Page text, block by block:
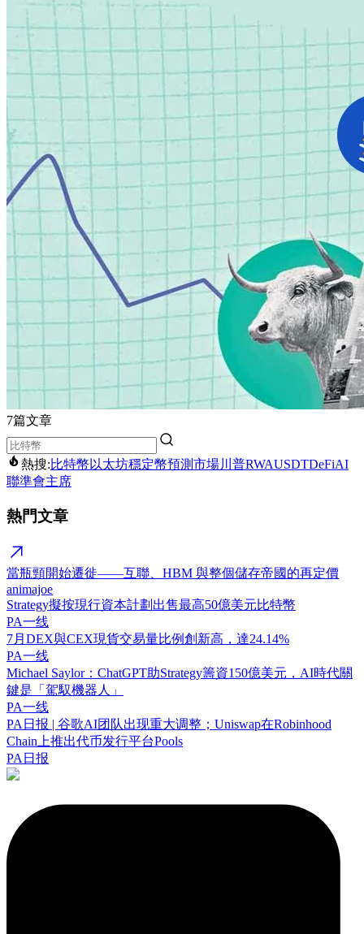
7篇文章
熱搜:比特幣 以太坊穩定幣預測市場川普RWAUSDTDeFiAI
聯準會主席
熱門文章
當瓶頸開始遷徙——互聯、HBM 與整個儲存帝國的再定價
animajoe
Strategy擬按現行資本計劃出售最高50億美元比特幣
PA一线
7月DEX與CEX現貨交易量比例創新高，達24.14%
PA一线
Michael Saylor：ChatGPT助Strategy籌資150億美元，AI時代關
鍵是「駕馭機器人」
PA一线
PA日报 | 谷歌AI团队出现重大调整；Uniswap在Robinhood
Chain上推出代币发行平台Pools
PA日报